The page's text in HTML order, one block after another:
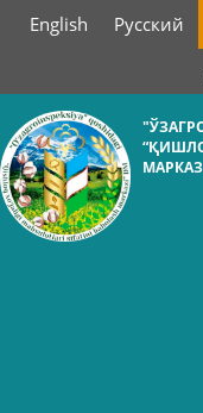
English Русский